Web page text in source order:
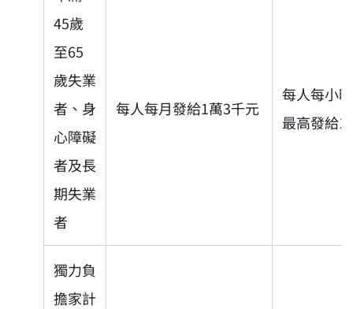
45歲
至65
歲失業
者、身
心障礙
者及長
期失業
者
每人每月發給1萬3千元
每人每小
最高發給1
獨力負
擔家計